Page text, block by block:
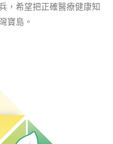
，希望把正確醫療健康知
寶島。